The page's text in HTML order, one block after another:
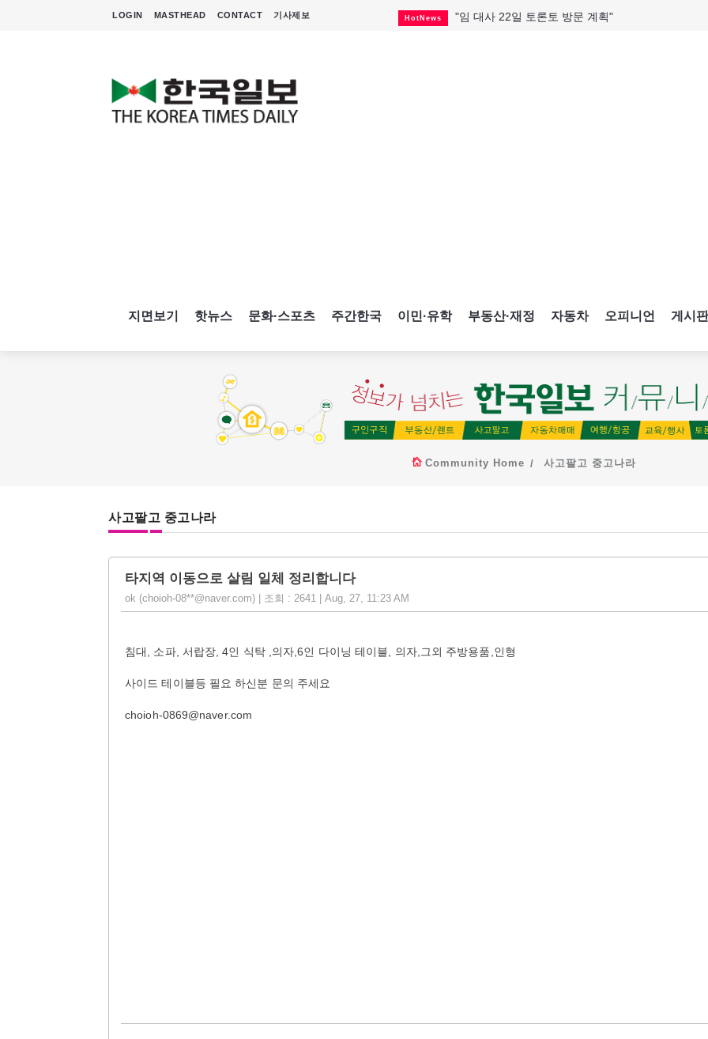
LOGIN MASTHEAD CONTACT 기사제보 HotNews 캐나다 관광업, 올여름 기록적 호황
지면보기 핫뉴스 문화·스포츠 주간한국 이민·유학 부동산·재정 자동차 오피니언 게시판
Community Home 사고팔고 중고나라
사고팔고 중고나라
타지역 이동으로 살림 일체 정리합니다
ok (choioh-08**@naver.com) | 조회 : 2641 | Aug, 27, 11:23 AM
침대, 소파, 서랍장, 4인 식탁 ,의자,6인 다이닝 테이블, 의자,그외 주방용품,인형
사이드 테이블등 필요 하신분 문의 주세요
choioh-0869@naver.com